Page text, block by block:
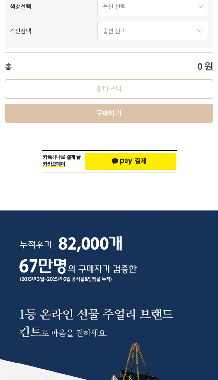
색상선택
각인선택
총 0원
장바구니
구매하기